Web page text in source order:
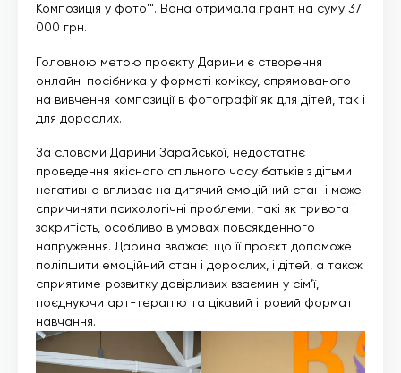
Композиція у фото'”. Вона отримала грант на суму 37
000 грн.
Головною метою проєкту Дарини є створення
онлайн-посібника у форматі коміксу, спрямованого
на вивчення композиції в фотографії як для дітей, так і
для дорослих.
За словами Дарини Зарайської, недостатнє
проведення якісного спільного часу батьків з дітьми
негативно впливає на дитячий емоційний стан і може
спричиняти психологічні проблеми, такі як тривога і
закритість, особливо в умовах повсякденного
напруження. Дарина вважає, що її проєкт допоможе
поліпшити емоційний стан і дорослих, і дітей, а також
сприятиме розвитку довірливих взаємин у сім’ї,
поєднуючи арт-терапію та цікавий ігровий формат
навчання.